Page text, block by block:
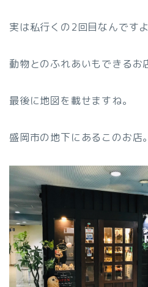
実は私行くの2回目なんですよ
動物とのふれあいもできるお
最後に地図を載せますね。
盛岡市の地下にあるこのお店。